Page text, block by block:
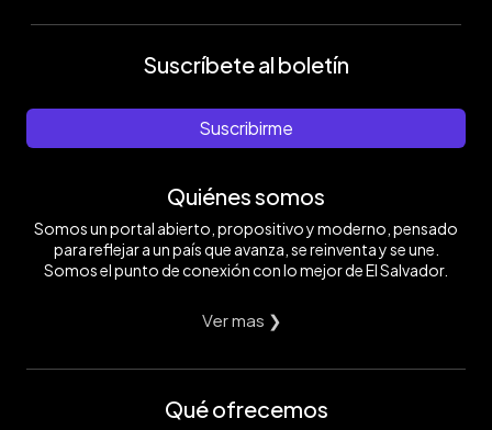
Suscríbete al boletín
Suscribirme
Quiénes somos
Somos un portal abierto, propositivo y moderno, pensado
para reflejar a un país que avanza, se reinventa y se une.
Somos el punto de conexión con lo mejor de El Salvador.
Ver mas ❯
Qué ofrecemos